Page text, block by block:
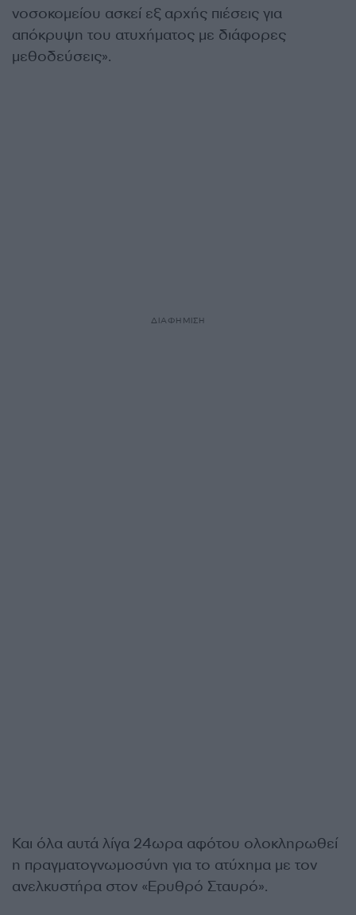
νοσοκομείου ασκεί εξ αρχής πιέσεις για
απόκρυψη του ατυχήματος με διάφορες
μεθοδεύσεις».
ΔΙΑΦΗΜΙΣΗ
Και όλα αυτά λίγα 24ωρα αφότου ολοκληρωθεί
η πραγματογνωμοσύνη για το ατύχημα με τον
ανελκυστήρα στον «Ερυθρό Σταυρό».